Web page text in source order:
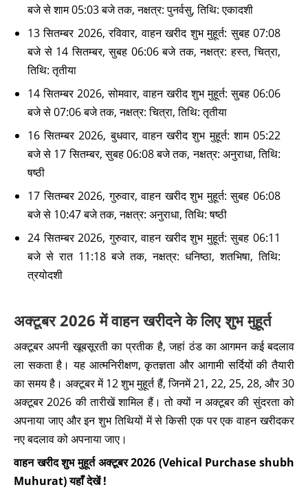
बजे से शाम 05:03 बजे तक, नक्षत्र: पुनर्वसु, तिथि: एकादशी
13 सितम्बर 2026, रविवार, वाहन खरीद शुभ मुहूर्त: सुबह 07:08
बजे से 14 सितम्बर, सुबह 06:06 बजे तक, नक्षत्र: हस्त, चित्रा,
तिथि: तृतीया
14 सितम्बर 2026, सोमवार, वाहन खरीद शुभ मुहूर्त: सुबह 06:06
बजे से 07:06 बजे तक, नक्षत्र: चित्रा, तिथि: तृतीया
16 सितम्बर 2026, बुधवार, वाहन खरीद शुभ मुहूर्त: शाम 05:22
बजे से 17 सितम्बर, सुबह 06:08 बजे तक, नक्षत्र: अनुराधा, तिथि:
षष्ठी
17 सितम्बर 2026, गुरुवार, वाहन खरीद शुभ मुहूर्त: सुबह 06:08
बजे से 10:47 बजे तक, नक्षत्र: अनुराधा, तिथि: षष्ठी
24 सितम्बर 2026, गुरुवार, वाहन खरीद शुभ मुहूर्त: सुबह 06:11
बजे से रात 11:18 बजे तक, नक्षत्र: धनिष्ठा, शतभिषा, तिथि:
त्रयोदशी
अक्टूबर 2026 में वाहन खरीदने के लिए शुभ मुहूर्त
अक्टूबर अपनी खूबसूरती का प्रतीक है, जहां ठंड का आगमन कई बदलाव
ला सकता है। यह आत्मनिरीक्षण, कृतज्ञता और आगामी सर्दियों की तैयारी
का समय है। अक्टूबर में 12 शुभ मुहूर्त हैं, जिनमें 21, 22, 25, 28, और 30
अक्टूबर 2026 की तारीखें शामिल हैं। तो क्यों न अक्टूबर की सुंदरता को
अपनाया जाए और इन शुभ तिथियों में से किसी एक पर एक वाहन खरीदकर
नए बदलाव को अपनाया जाए।
वाहन खरीद शुभ मुहूर्त अक्टूबर 2026 (Vehical Purchase shubh
Muhurat) यहाँ देखें !